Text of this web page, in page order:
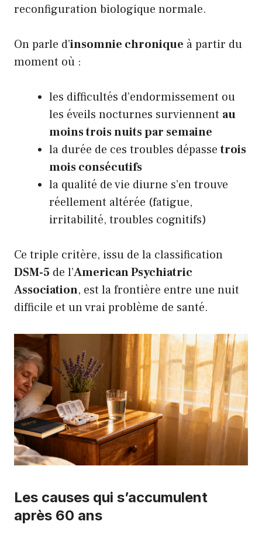
reconfiguration biologique normale.
On parle d’insomnie chronique à partir du
moment où :
les difficultés d’endormissement ou
les éveils nocturnes surviennent au
moins trois nuits par semaine
la durée de ces troubles dépassetrois
mois consécutifs
la qualité de vie diurne s’en trouve
réellement altérée (fatigue,
irritabilité, troubles cognitifs)
Ce triple critère, issu de la classification
DSM-5 de l’American Psychiatric
Association, est la frontière entre une nuit
difficile et un vrai problème de santé.
Les causes qui s’accumulent
après 60 ans